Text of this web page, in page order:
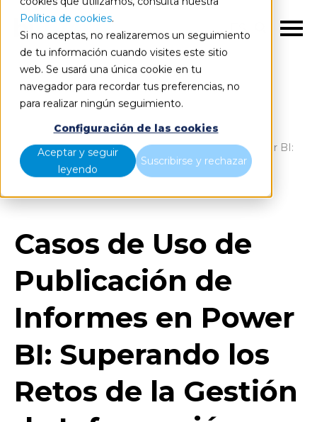
Política de cookies.
Si no aceptas, no realizaremos un seguimiento
de tu información cuando visites este sitio
web. Se usará una única cookie en tu
navegador para recordar tus preferencias, no
para realizar ningún seguimiento.
Configuración de las cookies
Aceptar y seguir
leyendo
Suscribirse y rechazar
ES
Casos de Uso de Publicación de Informes en Power BI:
Superando los Retos de la Gestión de Información
Casos de Uso de
Publicación de
Informes en Power
BI: Superando los
Retos de la Gestión